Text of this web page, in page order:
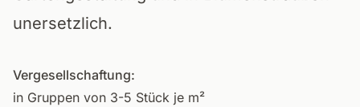
unersetzlich.
Vergesellschaftung:
in Gruppen von 3-5 Stück je m²